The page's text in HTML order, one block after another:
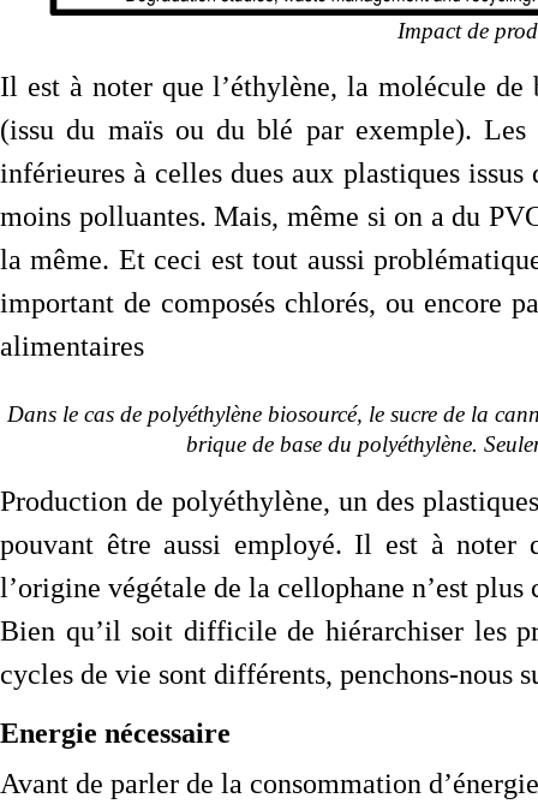
Impact de
Il est à noter que l’éthylène, la molécule de
(issu du maïs ou du blé par exemple). Les
inférieures à celles dues aux plastiques
moins polluantes. Mais, même si on a du
la même. Et ceci est tout aussi
important de composés chlorés, ou encore
alimentaires
Dans le cas de polyéthylène biosourcé, le sucre de la
brique de base du polyéthylène.
Production de polyéthylène, un des
pouvant être aussi employé. Il est à noter
l’origine végétale de la cellophane n’est plus
Bien qu’il soit difficile de hiérarchiser les
cycles de vie sont différents, penchons-nous
Energie nécessaire
Avant de parler de la consommation